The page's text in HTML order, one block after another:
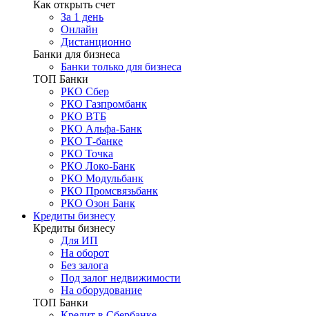
Как открыть счет
За 1 день
Онлайн
Дистанционно
Банки для бизнеса
Банки только для бизнеса
ТОП Банки
РКО Сбер
РКО Газпромбанк
РКО ВТБ
РКО Альфа-Банк
РКО Т-банке
РКО Точка
РКО Локо-Банк
РКО Модульбанк
РКО Промсвязьбанк
РКО Озон Банк
Кредиты бизнесу
Кредиты бизнесу
Для ИП
На оборот
Без залога
Под залог недвижимости
На оборудование
ТОП Банки